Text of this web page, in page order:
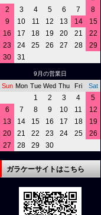
2
3 4 5 6 7
8
9
10 11 12 13 14
15
16
17 18 19 20 21
22
23
24 25 26 27 28
29
30
31
9月の営業日
Sun Mon Tue Wed Thu Fri Sat
1 2 3 4
5
6
7 8 9 10 11
12
13
14 15 16 17 18
19
20
21 22 23 24 25
26
27
28 29 30
ガラケーサイトはこちら